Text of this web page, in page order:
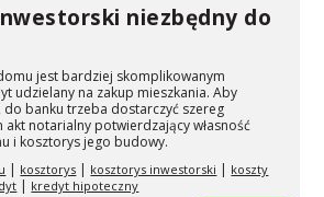
niezbędny do
jest bardziej skomplikowanym
udzielany na zakup mieszkania. Aby
do banku trzeba dostarczyć szereg
akt notarialny potwierdzający własność
i kosztorys jego budowy.
| kosztorys | kosztorys inwestorski | koszty
| kredyt hipoteczny